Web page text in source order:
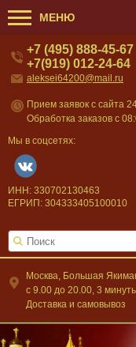
МЕНЮ
Москва, Большая
c 9.00 до 20.00, 3
Доставка и самовывоз
+7 (495) 888-45-67
+7(919) 012-24-64
aleksei64200@mail.ru
Прием заявок с сайта
Обработка заказов с
Мы в соцсетях:
ИНН: 330702130463
ЕГРИП: 304333405100010